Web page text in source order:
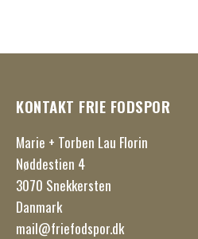
KONTAKT FRIE FODSPOR
Marie + Torben Lau Florin
Nøddestien 4
3070 Snekkersten
Danmark
mail@friefodspor.dk